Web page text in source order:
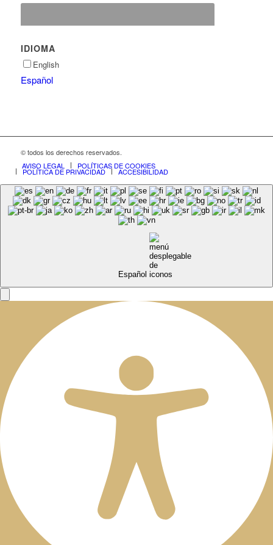
IDIOMA
English
Español
© todos los derechos reservados.
AVISO LEGAL
POLÍTICAS DE COOKIES
POLÍTICA DE PRIVACIDAD ACCESIBILIDAD
Español